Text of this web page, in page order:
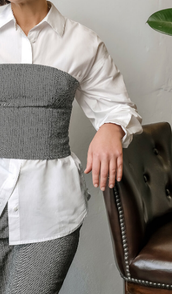
— Сейчас мы повышаем знания и
обеспечения юридической
& Мажуга»
45, офис 402б